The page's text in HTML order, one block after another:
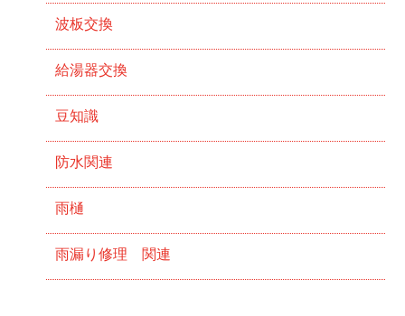
波板交換
給湯器交換
豆知識
防水関連
雨樋
雨漏り修理 関連